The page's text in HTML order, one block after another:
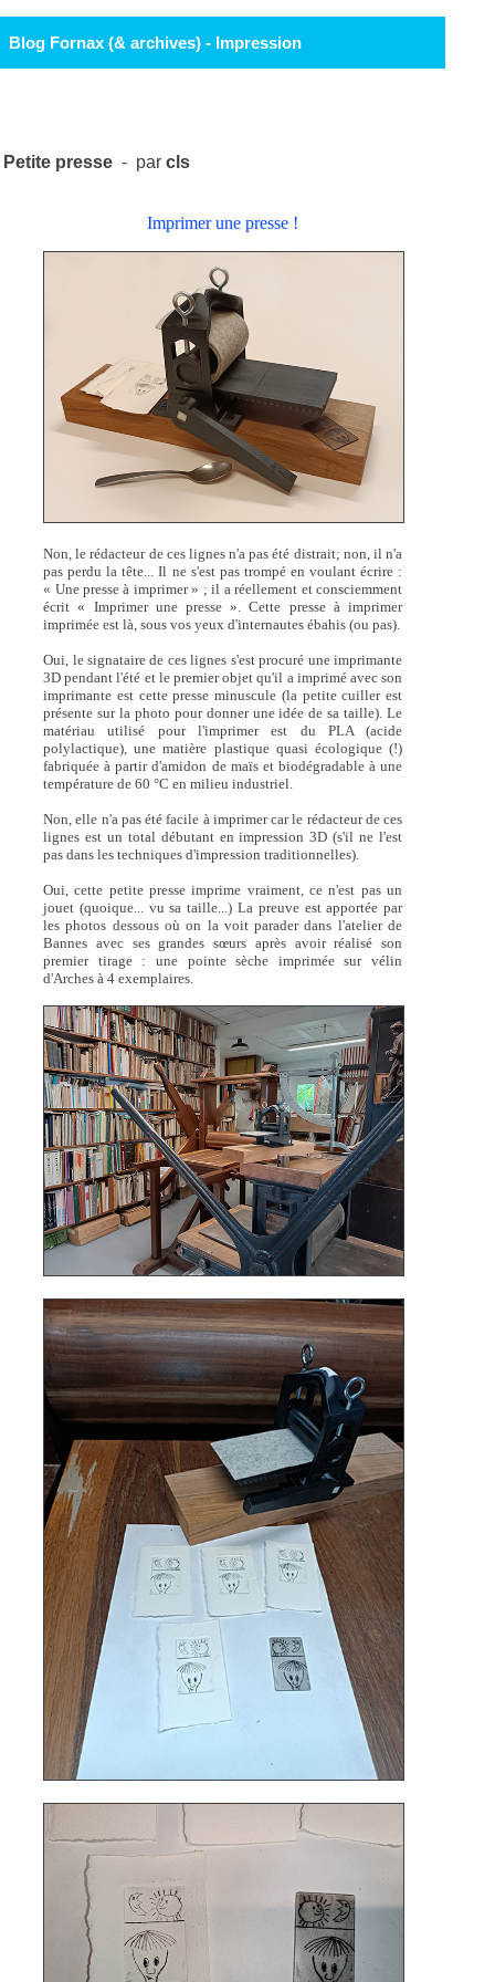
Blog Fornax (& archives) - Impression
Petite presse - parcls
Imprimer une presse !
Non, le rédacteur de ces lignes n'a pas été distrait; non, il n'a
pas perdu la tête... Il ne s'est pas trompé en voulant écrire :
« Une presse à imprimer » ; il a réellement et consciemment
écrit « Imprimer une presse ». Cette presse à imprimer
imprimée est là, sous vos yeux d'internautes ébahis (ou pas).
Oui, le signataire de ces lignes s'est procuré une imprimante
3D pendant l'été et le premier objet qu'il a imprimé avec son
imprimante est cette presse minuscule (la petite cuiller est
présente sur la photo pour donner une idée de sa taille). Le
matériau utilisé pour l'imprimer est du PLA (acide
polylactique), une matière plastique quasi écologique (!)
fabriquée à partir d'amidon de maïs et biodégradable à une
température de 60 °C en milieu industriel.
Non, elle n'a pas été facile à imprimer car le rédacteur de ces
lignes est un total débutant en impression 3D (s'il ne l'est
pas dans les techniques d'impression traditionnelles).
Oui, cette petite presse imprime vraiment, ce n'est pas un
jouet (quoique... vu sa taille...) La preuve est apportée par
les photos dessous où on la voit parader dans l'atelier de
Bannes avec ses grandes sœurs après avoir réalisé son
premier tirage : une pointe sèche imprimée sur vélin
d'Arches à 4 exemplaires.